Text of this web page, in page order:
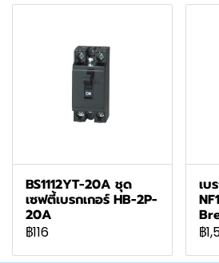
BS1112YT-20A ชุด
เซฟตี้เบรกเกอร์ HB-2P-
20A
฿116
เบ
฿